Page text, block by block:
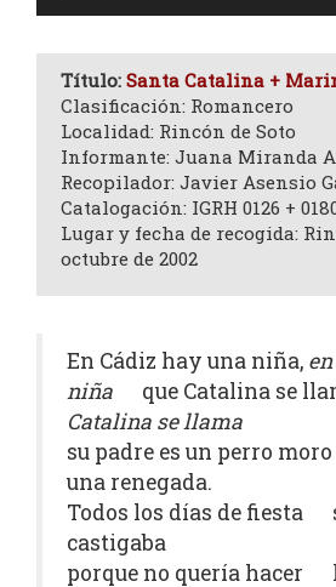
Título: Santa Catalina +
Clasificación: Romancero
Localidad: Rincón de Soto
Informante: Juana Miranda
Recopilador: Javier Asensio
Catalogación: IGRH 0126 +
Lugar y fecha de recogida:
octubre de 2002
En Cádiz hay una niña,
niña que Catalina se
Catalina se llama
su padre es un perro
una renegada.
Todos los días de fiesta
castigaba
porque no quería hacer